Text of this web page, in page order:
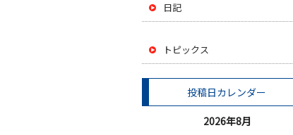
日記
トピックス
投稿日カレンダー
2026年8月